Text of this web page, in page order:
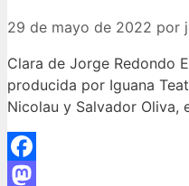
29 de mayo de 2022 por
Clara de Jorge Redondo
producida por Iguana
Nicolau y Salvador Oliva,
Facebook